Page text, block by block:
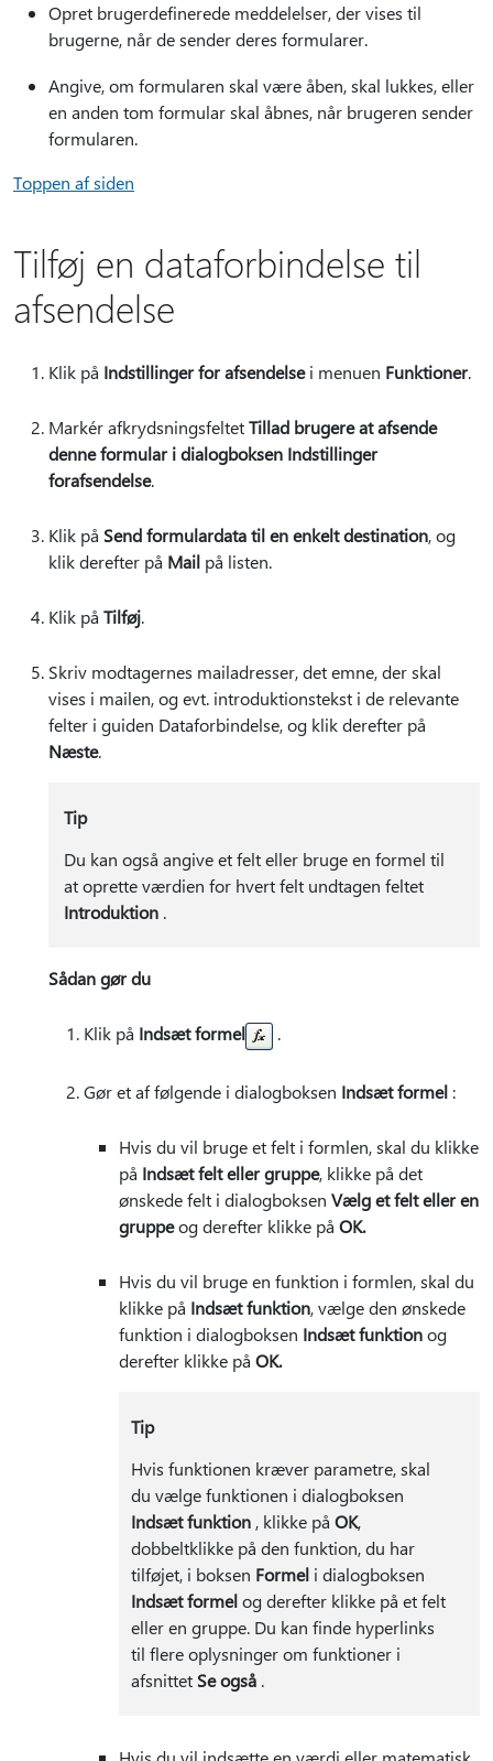
Opret brugerdefinerede meddelelser, der vises til
brugerne, når de sender deres formularer.
Angive, om formularen skal være åben, skal lukkes, eller
en anden tom formular skal åbnes, når brugeren sender
formularen.
Toppen af siden
Tilføj en dataforbindelse til
afsendelse
Klik på Indstillinger for afsendelsei menuen Funktioner.
Markér afkrydsningsfeltetTillad brugere at afsende
denne formular i dialogboksen Indstillinger
forafsendelse.
Klik på Send formulardata til en enkelt destination, og
klik derefter på Mail på listen.
Klik på Tilføj.
Skriv modtagernes mailadresser, det emne, der skal
vises i mailen, og evt. introduktionstekst i de relevante
felter i guiden Dataforbindelse, og klik derefter på
Næste.
Tip
Du kan også angive et felt eller bruge en formel til
at oprette værdien for hvert felt undtagen feltet
Introduktion.
Sådan gør du
Klik på Indsæt formel .
Gør et af følgende i dialogboksen Indsæt formel :
Hvis du vil bruge et felt i formlen, skal du klikke
på Indsæt felt eller gruppe, klikke på det
ønskede felt i dialogboksen Vælg et felt eller en
gruppeog derefter klikke på OK.
Hvis du vil bruge en funktion i formlen, skal du
klikke på Indsæt funktion, vælge den ønskede
funktion i dialogboksen Indsæt funktionog
derefter klikke på OK.
Tip
Hvis funktionen kræver parametre, skal
du vælge funktionen i dialogboksen
Indsæt funktion , klikke påOK,
dobbeltklikke på den funktion, du har
tilføjet, i boksen Formel i dialogboksen
Indsæt formelog derefter klikke på et felt
eller en gruppe. Du kan finde hyperlinks
til flere oplysninger om funktioner i
afsnittet Se også .